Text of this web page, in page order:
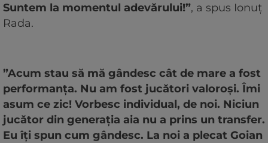
Suntem la momentul adevărului!”, a spus Ionuț
Rada.
”Acum stau să mă gândesc cât de mare a fost
performanța. Nu am fost jucători valoroși. Îmi
asum ce zic! Vorbesc individual, de noi. Niciun
jucător din generația aia nu a prins un transfer.
Eu îți spun cum gândesc. La noi a plecat Goian